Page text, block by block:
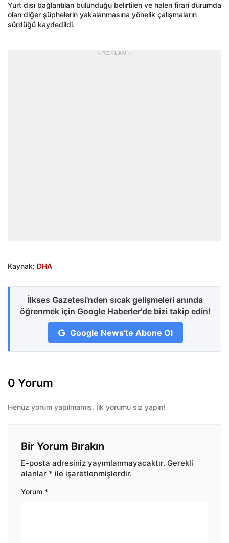
Yurt dışı bağlantıları bulunduğu belirtilen ve halen firari durumda
olan diğer şüphelerin yakalanmasına yönelik çalışmaların
sürdüğü kaydedildi.
- REKLAM -
Kaynak: DHA
İlkses Gazetesi'nden sıcak gelişmeleri anında
öğrenmek için Google Haberler'de bizi takip edin!
Google News'te Abone Ol
0 Yorum
Henüz yorum yapılmamış. İlk yorumu siz yapın!
Bir Yorum Bırakın
E-posta adresiniz yayımlanmayacaktır. Gerekli
alanlar * ile işaretlenmişlerdir.
Yorum *